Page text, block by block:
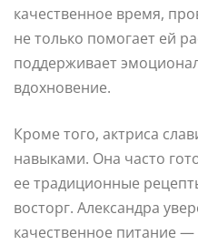
качественное время,
не только помогает ей
поддерживает
вдохновение.
Кроме того, актриса
навыками. Она часто
ее традиционные
восторг. Александра
качественное питание —